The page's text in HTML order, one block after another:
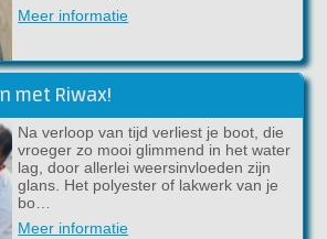
Meer informatie
met Riwax!
Na verloop van tijd verliest je boot, die
vroeger zo mooi glimmend in het water
lag, door allerlei weersinvloeden zijn
glans. Het polyester of lakwerk van je
bo…
Meer informatie